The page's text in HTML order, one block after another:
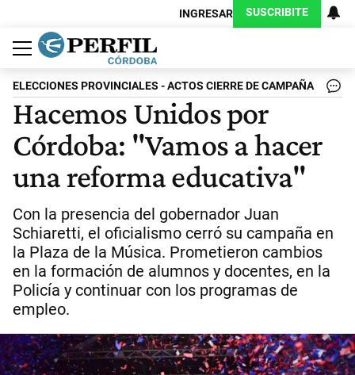
INGRESAR SUSCRIBITE
Política
Economía
Judiciales
Sociedad
Cultura
Espectáculos
Deportes
Protagonistas
ELECCIONES PROVINCIALES - ACTOS CIERRE DE CAMPAÑA
Hacemos Unidos por
Córdoba: "Vamos a hacer
una reforma educativa"
Con la presencia del gobernador Juan
Schiaretti, el oficialismo cerró su campaña en
la Plaza de la Música. Prometieron cambios
en la formación de alumnos y docentes, en la
Policía y continuar con los programas de
empleo.